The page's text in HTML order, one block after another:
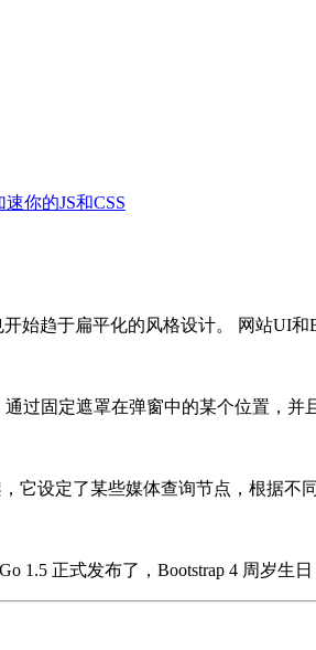
你的JS和CSS
始趋于扁平化的风格设计。 网站UI和
过固定遮罩在弹窗中的某个位置，并
它设定了某些媒体查询节点，根据不
1.5 正式发布了，Bootstrap 4 周岁生